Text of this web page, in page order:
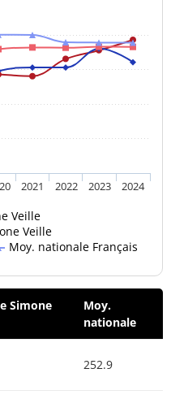
Veille
Veille
Moy. nationale Français
2021 2022 2023 2024
Simone
Moy.
nationale
252.9